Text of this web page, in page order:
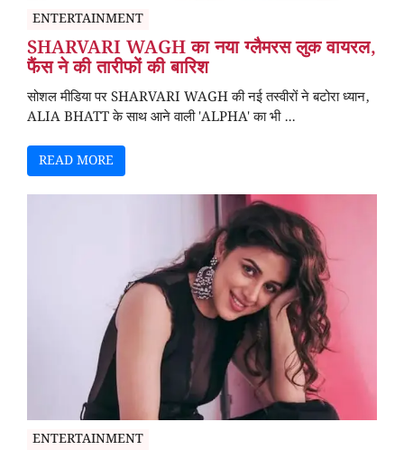
ENTERTAINMENT
SHARVARI WAGH का नया ग्लैमरस लुक वायरल,
फैंस ने की तारीफों की बारिश
सोशल मीडिया पर SHARVARI WAGH की नई तस्वीरों ने बटोरा ध्यान,
ALIA BHATT के साथ आने वाली 'ALPHA' का भी ...
READ MORE
ENTERTAINMENT